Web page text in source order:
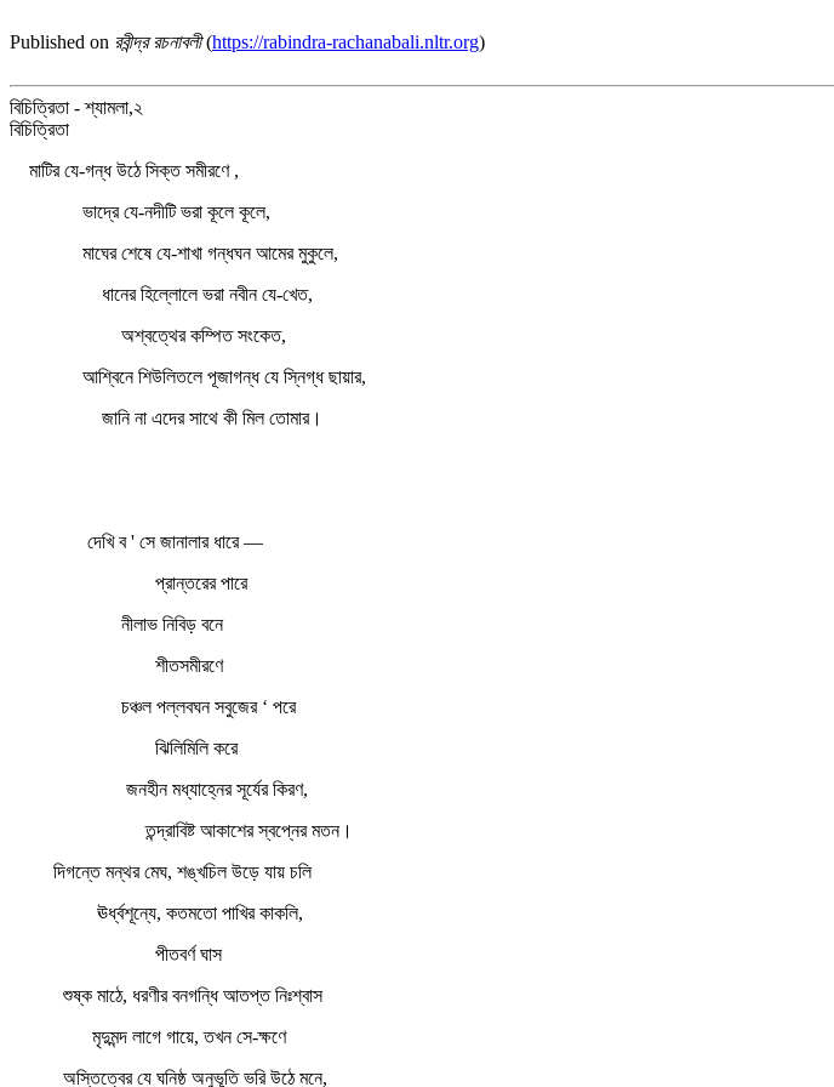
Published on রবীন্দ্র রচনাবলী(https://rabindra-rachanabali.nltr.org)
বিচিত্রিতা - শ্যামলা,২
বিচিত্রিতা
মাটির যে-গন্ধ উঠে সিক্ত সমীরণে ,
ভাদ্রে যে-নদীটি ভরা কূলে কূলে,
মাঘের শেষে যে-শাখা গন্ধঘন আমের মুকুলে,
ধানের হিল্লোলে ভরা নবীন যে-খেত,
অশ্বত্থের কম্পিত সংকেত,
আশ্বিনে শিউলিতলে পূজাগন্ধ যে স্নিগ্ধ ছায়ার,
জানি না এদের সাথে কী মিল তোমার।
দেখি ব ' সে জানালার ধারে —
প্রান্তরের পারে
নীলাভ নিবিড় বনে
শীতসমীরণে
চঞ্চল পল্লবঘন সবুজের ‘ পরে
ঝিলিমিলি করে
জনহীন মধ্যাহ্নের সূর্যের কিরণ,
তন্দ্রাবিষ্ট আকাশের স্বপ্নের মতন।
দিগন্তে মন্থর মেঘ, শঙ্খচিল উড়ে যায় চলি
ঊর্ধ্বশূন্যে, কতমতো পাখির কাকলি,
পীতবর্ণ ঘাস
শুষ্ক মাঠে, ধরণীর বনগন্ধি আতপ্ত নিঃশ্বাস
মৃদুমন্দ লাগে গায়ে, তখন সে-ক্ষণে
অস্তিত্বের যে ঘনিষ্ঠ অনুভূতি ভরি উঠে মনে,